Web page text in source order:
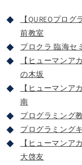
【QUREOプロ
前教室
プロクラ 臨海セ
【ヒューマンア
の木坂
【ヒューマンア
南
プログラミング
プログラミング
【ヒューマンア
大啓友